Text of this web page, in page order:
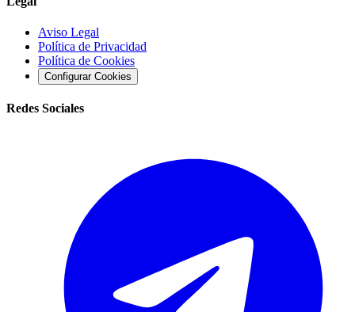
Aviso Legal
Política de Privacidad
Política de Cookies
Configurar Cookies
Redes Sociales